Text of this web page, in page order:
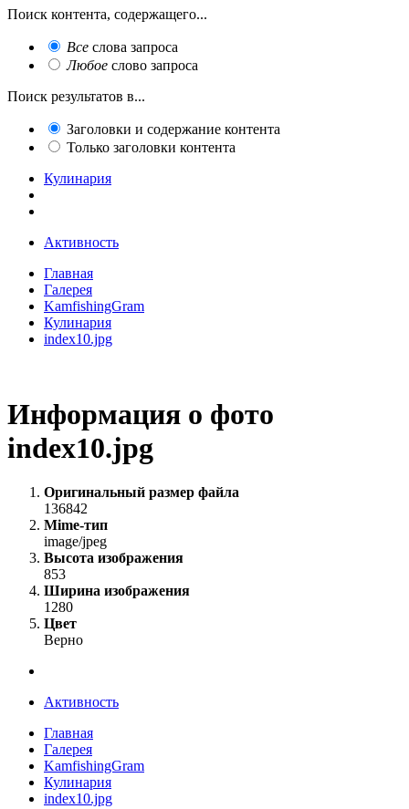
Поиск контента, содержащего...
Все слова запроса
Любое слово запроса
Поиск результатов в...
Заголовки и содержание контента
Только заголовки контента
Кулинария
Активность
Главная
Галерея
KamfishingGram
Кулинария
index10.jpg
Информация о фото
index10.jpg
Оригинальный размер файла
136842
Mime-тип
image/jpeg
Высота изображения
853
Ширина изображения
1280
Цвет
Верно
Активность
Главная
Галерея
KamfishingGram
Кулинария
index10.jpg